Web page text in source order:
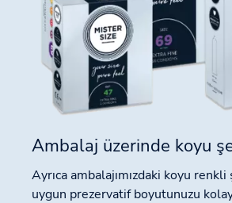
Ambalaj üzerinde koyu
Ayrıca ambalajımızdaki koyu
uygun prezervatif boyutunuzu